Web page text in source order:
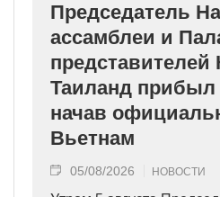
Председатель
ассамблеи и
представителей
Таиланд прибыл
начав
Вьетнам
05/08/2026 НОВОСТИ